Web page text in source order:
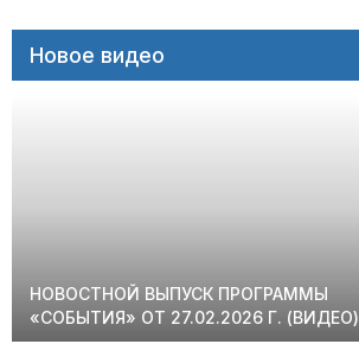
Новое видео
НОВОСТНОЙ ВЫПУСК ПРОГРАММЫ
«СОБЫТИЯ» ОТ 27.02.2026 Г. (ВИДЕО)